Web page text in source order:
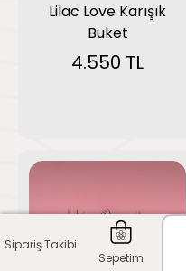
Lilac Love Karışık
Buket
4.550 TL
Sipariş Takibi
Sepetim